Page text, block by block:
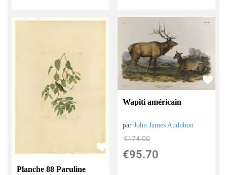
Planche 88 Paruline
Wapiti américain
parJohn James Audubon
€174.00
€95.70